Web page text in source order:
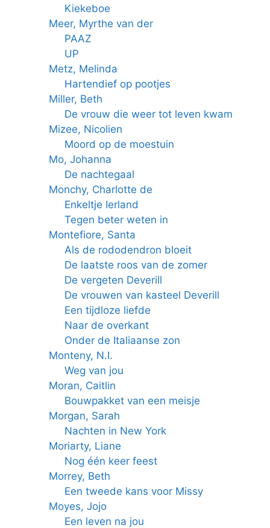
Kiekeboe
Meer, Myrthe van der
PAAZ
UP
Metz, Melinda
Hartendief op pootjes
Miller, Beth
De vrouw die weer tot leven kwam
Mizee, Nicolien
Moord op de moestuin
Mo, Johanna
De nachtegaal
Monchy, Charlotte de
Enkeltje Ierland
Tegen beter weten in
Montefiore, Santa
Als de rododendron bloeit
De laatste roos van de zomer
De vergeten Deverill
De vrouwen van kasteel Deverill
Een tijdloze liefde
Naar de overkant
Onder de Italiaanse zon
Monteny, N.I.
Weg van jou
Moran, Caitlin
Bouwpakket van een meisje
Morgan, Sarah
Nachten in New York
Moriarty, Liane
Nog één keer feest
Morrey, Beth
Een tweede kans voor Missy
Moyes, Jojo
Een leven na jou